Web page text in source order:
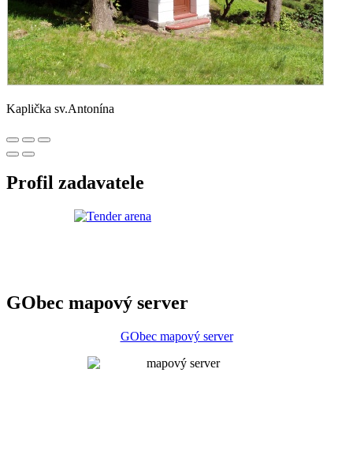
Kaplička sv.Antonína
Profil zadavatele
GObec mapový server
GObec mapový server